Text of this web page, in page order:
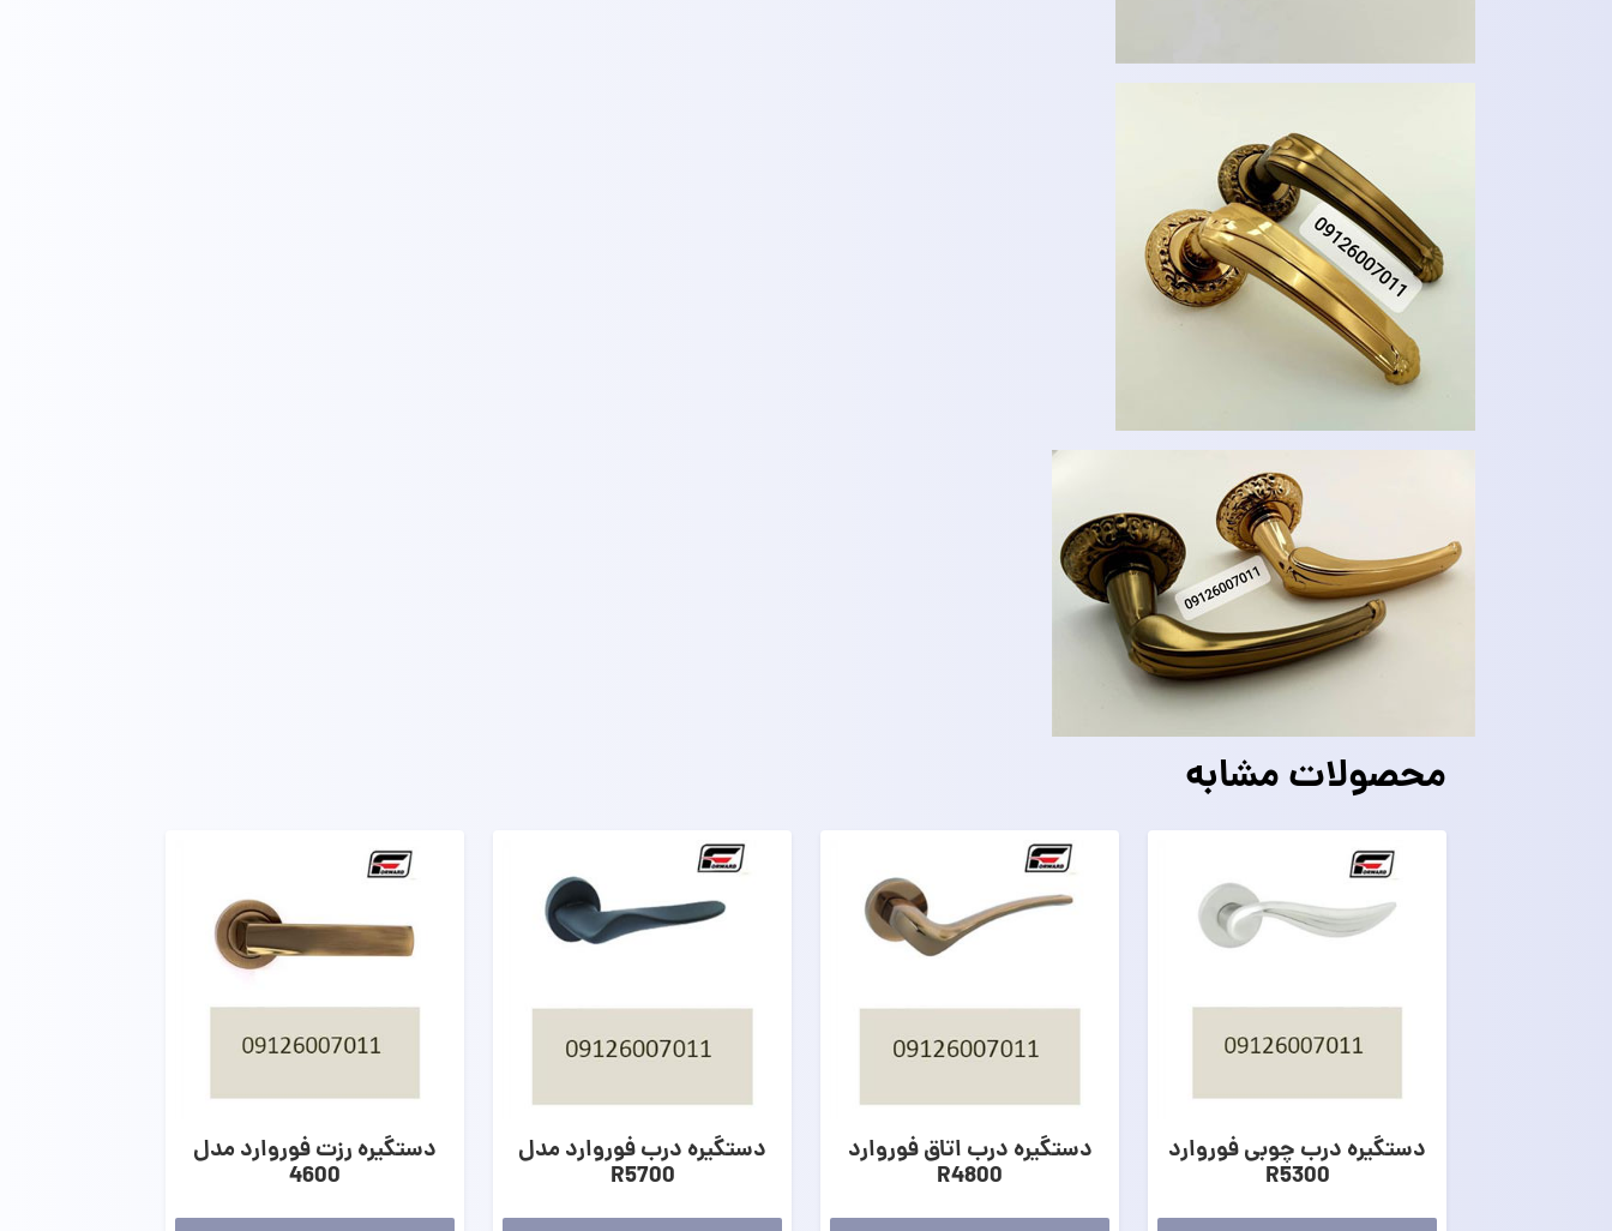
محصولات مشابه
دستگیره درب چوبی فوروارد
R5300
دستگیره درب اتاق فوروارد
R4800
دستگیره درب فوروارد مدل
R5700
دستگیره رزت فوروارد مدل
4600